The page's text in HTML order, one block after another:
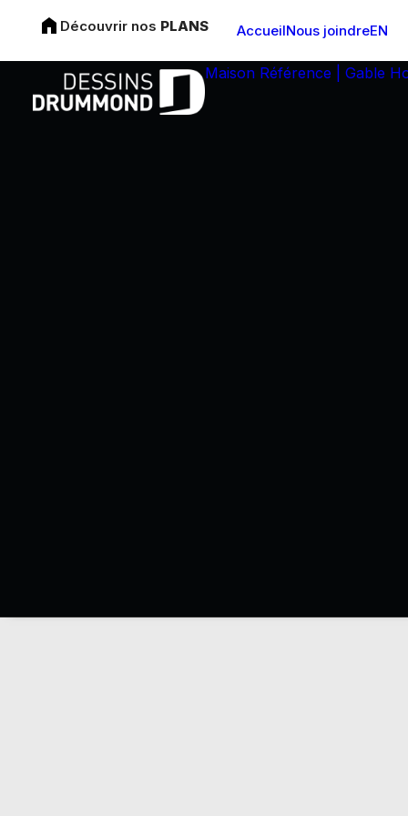
Découvrir nos PLANS AccueilNous joindreEN
Maison Référence | Gable